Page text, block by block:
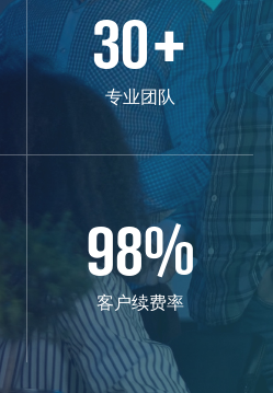
30+
专业团队
98%
客户续费率